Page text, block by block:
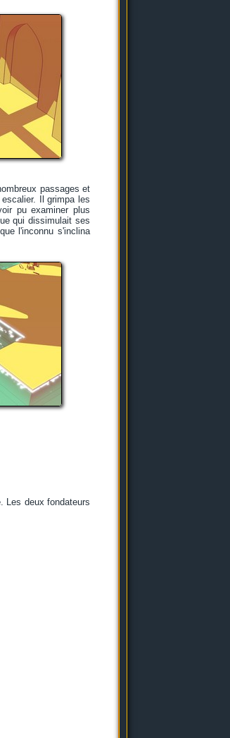
passages et
Il grimpa les
pu examiner plus
qui dissimulait ses
l'inconnu s'inclina
Les deux fondateurs